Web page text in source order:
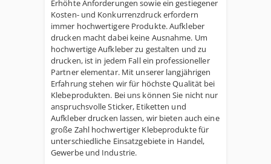
Erhöhte Anforderungen sowie ein gestiegener
Kosten- und Konkurrenzdruck erfordern
immer hochwertigere Produkte. Aufkleber
drucken macht dabei keine Ausnahme. Um
hochwertige Aufkleber zu gestalten und zu
drucken, ist in jedem Fall ein professioneller
Partner elementar. Mit unserer langjährigen
Erfahrung stehen wir für höchste Qualität bei
Klebeprodukten. Bei uns können Sie nicht nur
anspruchsvolle Sticker, Etiketten und
Aufkleber drucken lassen, wir bieten auch eine
große Zahl hochwertiger Klebeprodukte für
unterschiedliche Einsatzgebiete in Handel,
Gewerbe und Industrie.